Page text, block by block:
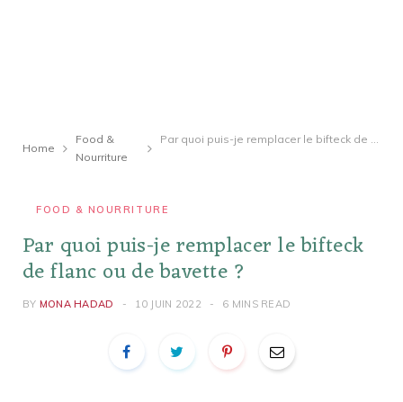
Home
Food &
Nourriture
Par quoi puis-je remplacer le bifteck de flanc ou de bavette ?
FOOD & NOURRITURE
Par quoi puis-je remplacer le bifteck
de flanc ou de bavette ?
BY MONA HADAD 10 JUIN 2022 6 MINS READ